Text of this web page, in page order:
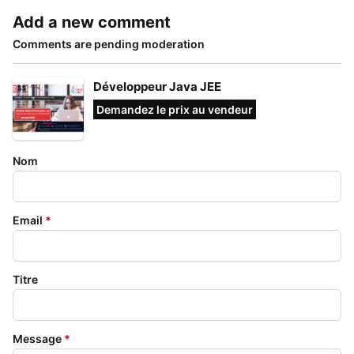
Add a new comment
Comments are pending moderation
Développeur Java JEE
Demandez le prix au vendeur
Nom
Email *
Titre
Message *